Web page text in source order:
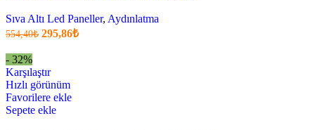
Sıva Altı Led Paneller, Aydınlatma
554,40₺ Orijinal
295,86₺Şu
- 32%
Karşılaştır
Hızlı görünüm
Favorilere ekle
Sepete ekle